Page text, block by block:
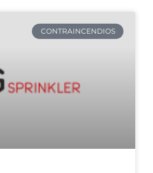
CONTRAINCENDIOS